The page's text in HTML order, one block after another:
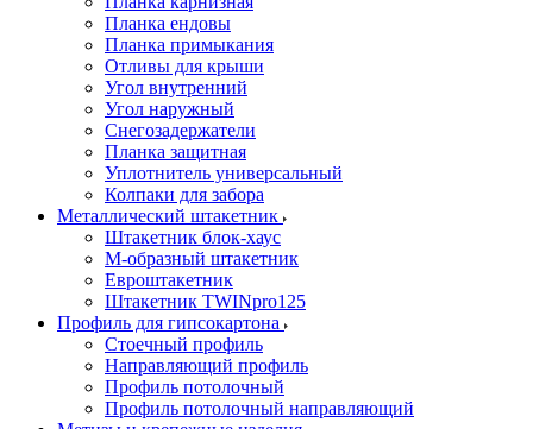
Планка ендовы
Планка примыкания
Отливы для крыши
Угол внутренний
Угол наружный
Снегозадержатели
Планка защитная
Уплотнитель универсальный
Колпаки для забора
Металлический штакетник
Штакетник блок-хаус
М-образный штакетник
Евроштакетник
Штакетник TWINpro125
Профиль для гипсокартона
Стоечный профиль
Направляющий профиль
Профиль потолочный
Профиль потолочный направляющий